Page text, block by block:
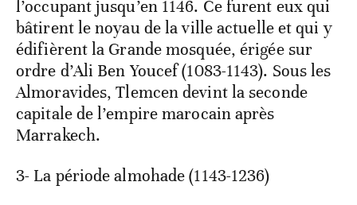
l’occupant jusqu’en 1146. Ce furent eux qui
bâtirent le noyau de la ville actuelle et qui y
édifièrent la Grande mosquée, érigée sur
ordre d’Ali Ben Youcef (1083-1143). Sous les
Almoravides, Tlemcen devint la seconde
capitale de l’empire marocain après
Marrakech.
3- La période almohade (1143-1236)